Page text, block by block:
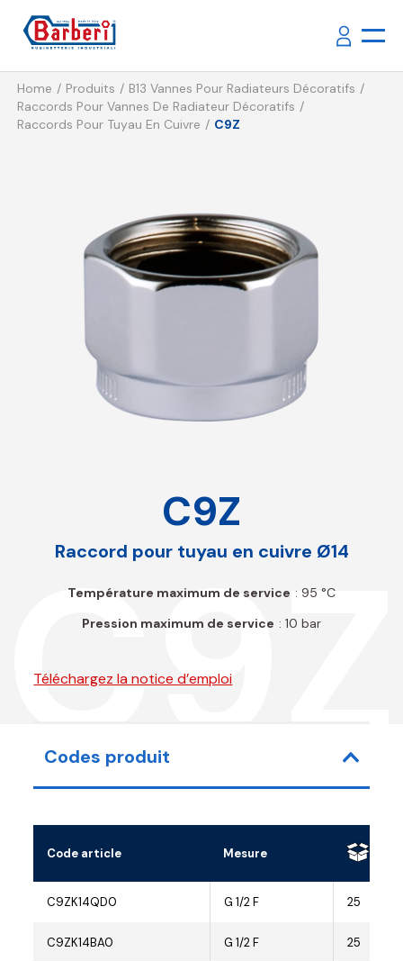
Home Produits
B13 Vannes Pour Radiateurs Décoratifs
Raccords Pour Vannes De Radiateur Décoratifs
Raccords Pour Tuyau En Cuivre
C9Z
C9Z
C9Z
Raccord pour tuyau en cuivre Ø14
Température maximum de service : 95 °C
Pression maximum de service : 10 bar
Téléchargez la notice d’emploi
Codes produit
Code article Mesure
C9ZK14QD0 G 1/2 F 25
C9ZK14BA0 G 1/2 F 25